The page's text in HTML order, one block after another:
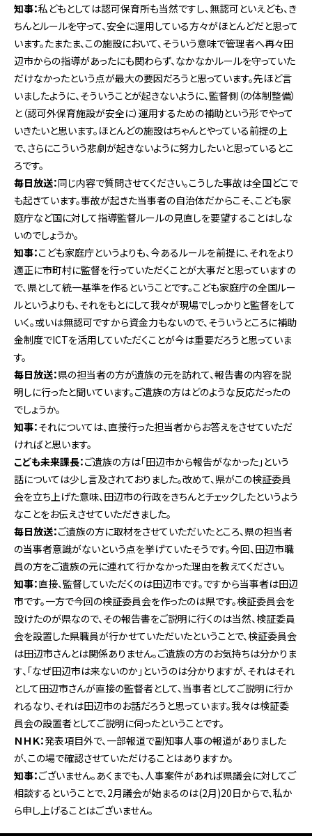
知事：私どもとしては認可保育所も当然ですし、無認可といえども、き
ちんとルールを守って、安全に運用している方々がほとんどだと思って
います。たまたま、この施設において、そういう意味で管理者へ再々田
辺市からの指導があったにも関わらず、なかなかルールを守っていた
だけなかったという点が最大の要因だろうと思っています。先ほど言
いましたように、そういうことが起きないように、監督側（の体制整備）
と（認可外保育施設が安全に）運用するための補助という形でやって
いきたいと思います。ほとんどの施設はちゃんとやっている前提の上
で、さらにこういう悲劇が起きないように努力したいと思っているとこ
ろです。
毎日放送：同じ内容で質問させてください。こうした事故は全国どこで
も起きています。事故が起きた当事者の自治体だからこそ、こども家
庭庁など国に対して指導監督ルールの見直しを要望することはしな
いのでしょうか。
知事：こども家庭庁というよりも、今あるルールを前提に、それをより
適正に市町村に監督を行っていただくことが大事だと思っていますの
で、県として統一基準を作るということです。こども家庭庁の全国ルー
ルというよりも、それをもとにして我々が現場でしっかりと監督をして
いく。或いは無認可ですから資金力もないので、そういうところに補助
金制度でICTを活用していただくことが今は重要だろうと思っていま
す。
毎日放送：県の担当者の方が遺族の元を訪れて、報告書の内容を説
明しに行ったと聞いています。ご遺族の方はどのような反応だったの
でしょうか。
知事：それについては、直接行った担当者からお答えをさせていただ
ければと思います。
こども未来課長：ご遺族の方は「田辺市から報告がなかった」という
話については少し言及されておりました。改めて、県がこの検証委員
会を立ち上げた意味、田辺市の行政をきちんとチェックしたというよう
なことをお伝えさせていただきました。
毎日放送：ご遺族の方に取材をさせていただいたところ、県の担当者
の当事者意識がないという点を挙げていたそうです。今回、田辺市職
員の方をご遺族の元に連れて行かなかった理由を教えてください。
知事：直接、監督していただくのは田辺市です。ですから当事者は田辺
市です。一方で今回の検証委員会を作ったのは県です。検証委員会を
設けたのが県なので、その報告書をご説明に行くのは当然、検証委員
会を設置した県職員が行かせていただいたということで、検証委員会
は田辺市さんとは関係ありません。ご遺族の方のお気持ちは分かりま
す、「なぜ田辺市は来ないのか」というのは分かりますが、それはそれ
として田辺市さんが直接の監督者として、当事者としてご説明に行か
れるなり、それは田辺市のお話だろうと思っています。我々は検証委
員会の設置者としてご説明に伺ったということです。
ＮＨＫ：発表項目外で、一部報道で副知事人事の報道がありました
が、この場で確認させていただけることはありますか。
知事：ございません。あくまでも、人事案件があれば県議会に対してご
相談するということで、2月議会が始まるのは(2月)20日からで、私か
ら申し上げることはございません。